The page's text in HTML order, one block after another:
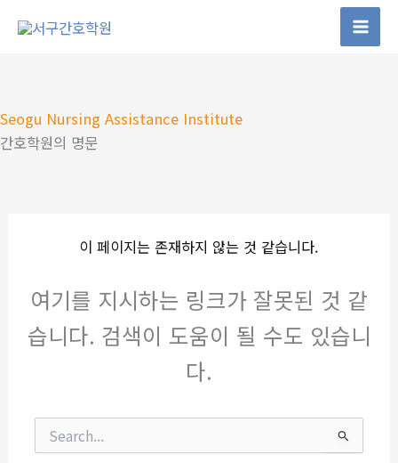
너
뛰
Seogu Nursing Assistance Institute
간호학원의 명문
이 페이지는 존재하지 않는 것 같습니다.
여기를 지시하는 링크가 잘못된 것 같
습니다. 검색이 도움이 될 수도 있습니
다.